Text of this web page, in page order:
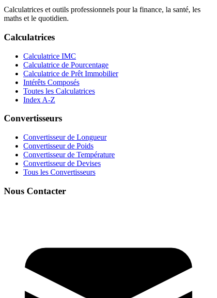
Calculatrices et outils professionnels pour la finance, la santé, les
maths et le quotidien.
Calculatrices
Calculatrice IMC
Calculatrice de Pourcentage
Calculatrice de Prêt Immobilier
Intérêts Composés
Toutes les Calculatrices
Index A-Z
Convertisseurs
Convertisseur de Longueur
Convertisseur de Poids
Convertisseur de Température
Convertisseur de Devises
Tous les Convertisseurs
Nous Contacter